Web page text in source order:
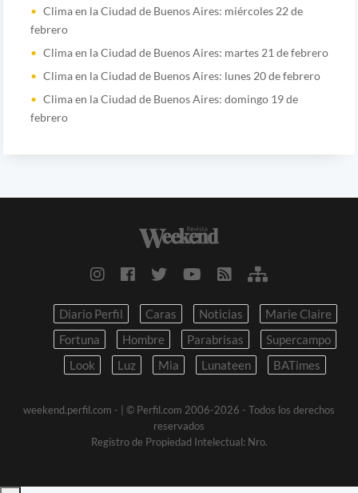
Clima en la Ciudad de Buenos Aires: miércoles 22 de
febrero
Clima en la Ciudad de Buenos Aires: martes 21 de febrero
Clima en la Ciudad de Buenos Aires: lunes 20 de febrero
Clima en la Ciudad de Buenos Aires: domingo 19 de
febrero
Diario Perfil Caras Noticias
Marie Claire
Fortuna
Hombre Parabrisas
Supercampo
Look
Luz Mia Lunateen BATimes
weekend.perfil.com -
| © Perfil.com 2006-2026 - Todos los derechos
reservados
Registro de Propiedad Intelectual: Nro.